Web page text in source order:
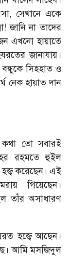
, সেখানে একে
জানি না তাদের
এখনো হায়াতে
জানাযায়।
সিহহাত ও
নেক হায়াত দান
কথা তো সবারই
রহমতে হুইল
করেছেন। এই
গিয়েছেন।
তাঁর অসাধারণ
হজ্বে আছেন।
আমি মসজিদুল